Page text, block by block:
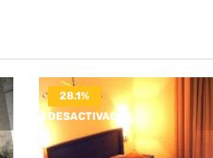
28.1%
DESACTIVADO